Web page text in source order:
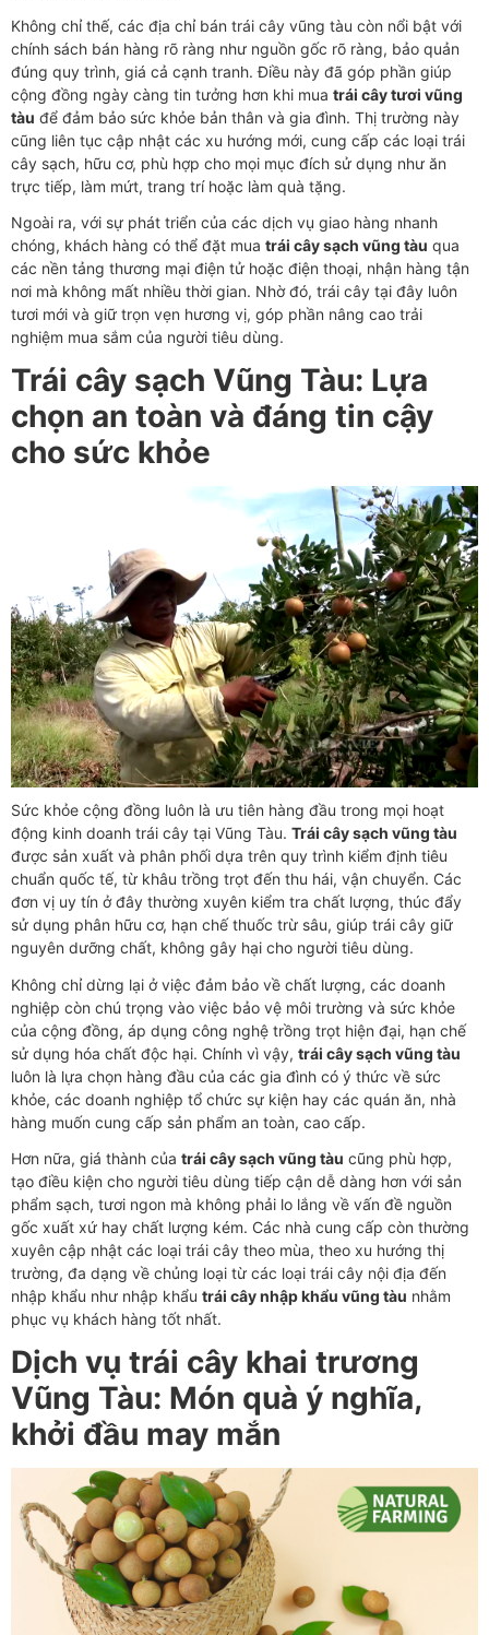
Không chỉ thế, các địa chỉ bán trái cây vũng tàu còn nổi bật với
chính sách bán hàng rõ ràng như nguồn gốc rõ ràng, bảo quản
đúng quy trình, giá cả cạnh tranh. Điều này đã góp phần giúp
cộng đồng ngày càng tin tưởng hơn khi mua trái cây tươi vũng
tàu để đảm bảo sức khỏe bản thân và gia đình. Thị trường này
cũng liên tục cập nhật các xu hướng mới, cung cấp các loại trái
cây sạch, hữu cơ, phù hợp cho mọi mục đích sử dụng như ăn
trực tiếp, làm mứt, trang trí hoặc làm quà tặng.
Ngoài ra, với sự phát triển của các dịch vụ giao hàng nhanh
chóng, khách hàng có thể đặt mua trái cây sạch vũng tàu qua
các nền tảng thương mại điện tử hoặc điện thoại, nhận hàng tận
nơi mà không mất nhiều thời gian. Nhờ đó, trái cây tại đây luôn
tươi mới và giữ trọn vẹn hương vị, góp phần nâng cao trải
nghiệm mua sắm của người tiêu dùng.
Trái cây sạch Vũng Tàu: Lựa
chọn an toàn và đáng tin cậy
cho sức khỏe
Sức khỏe cộng đồng luôn là ưu tiên hàng đầu trong mọi hoạt
động kinh doanh trái cây tại Vũng Tàu. Trái cây sạch vũng tàu
được sản xuất và phân phối dựa trên quy trình kiểm định tiêu
chuẩn quốc tế, từ khâu trồng trọt đến thu hái, vận chuyển. Các
đơn vị uy tín ở đây thường xuyên kiểm tra chất lượng, thúc đẩy
sử dụng phân hữu cơ, hạn chế thuốc trừ sâu, giúp trái cây giữ
nguyên dưỡng chất, không gây hại cho người tiêu dùng.
Không chỉ dừng lại ở việc đảm bảo về chất lượng, các doanh
nghiệp còn chú trọng vào việc bảo vệ môi trường và sức khỏe
của cộng đồng, áp dụng công nghệ trồng trọt hiện đại, hạn chế
sử dụng hóa chất độc hại. Chính vì vậy, trái cây sạch vũng tàu
luôn là lựa chọn hàng đầu của các gia đình có ý thức về sức
khỏe, các doanh nghiệp tổ chức sự kiện hay các quán ăn, nhà
hàng muốn cung cấp sản phẩm an toàn, cao cấp.
Hơn nữa, giá thành của trái cây sạch vũng tàu cũng phù hợp,
tạo điều kiện cho người tiêu dùng tiếp cận dễ dàng hơn với sản
phẩm sạch, tươi ngon mà không phải lo lắng về vấn đề nguồn
gốc xuất xứ hay chất lượng kém. Các nhà cung cấp còn thường
xuyên cập nhật các loại trái cây theo mùa, theo xu hướng thị
trường, đa dạng về chủng loại từ các loại trái cây nội địa đến
nhập khẩu như nhập khẩu trái cây nhập khẩu vũng tàu nhằm
phục vụ khách hàng tốt nhất.
Dịch vụ trái cây khai trương
Vũng Tàu: Món quà ý nghĩa,
khởi đầu may mắn